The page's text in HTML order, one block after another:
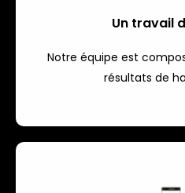
Un travail
Notre équipe est
résultats de